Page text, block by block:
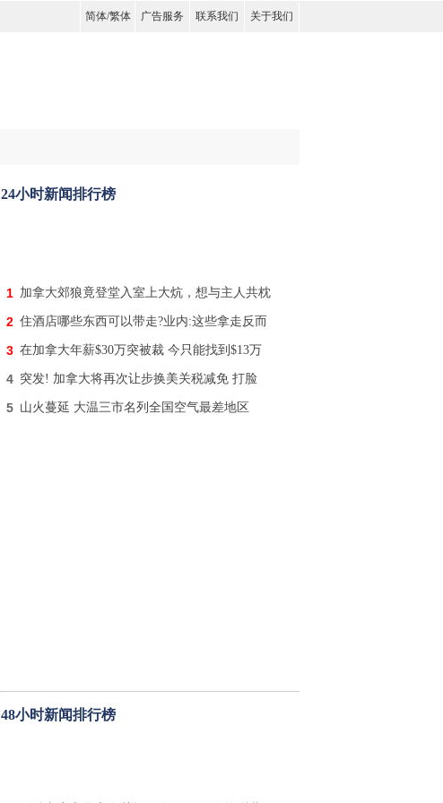
简体/繁体 广告服务 联系我们 关于我们
24小时新闻排行榜
1 加拿大郊狼竟登堂入室上大炕，想与主人共枕
2 住酒店哪些东西可以带走?业内:这些拿走反而
3 在加拿大年薪$30万突被裁 今只能找到$13万
4 突发! 加拿大将再次让步换美关税减免 打脸
5 山火蔓延 大温三市名列全国空气最差地区
48小时新闻排行榜